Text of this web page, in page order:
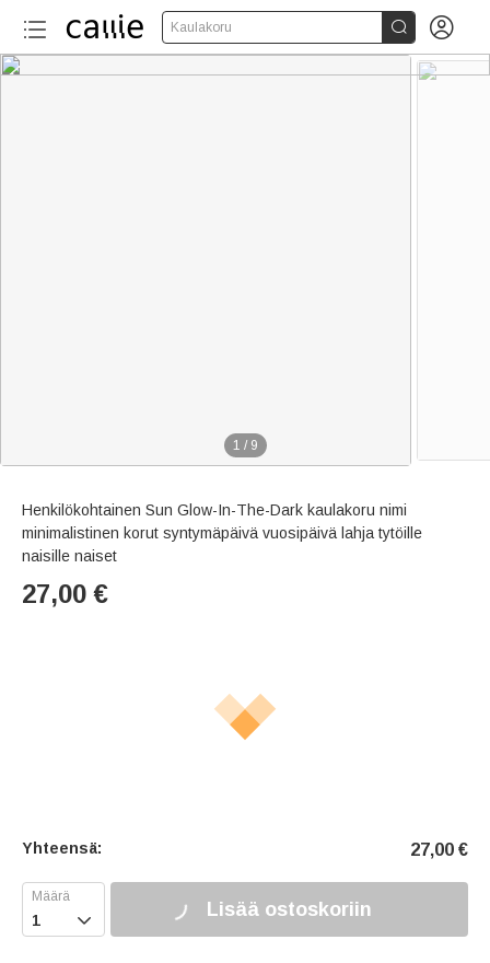
Kaulakoru  
1 / 9
Henkilökohtainen Sun Glow-In-The-Dark kaulakoru nimi
minimalistinen korut syntymäpäivä vuosipäivä lahja tytöille
naisille naiset
27,00 €
Yhteensä: 27,00 €
 Lisää ostoskoriin